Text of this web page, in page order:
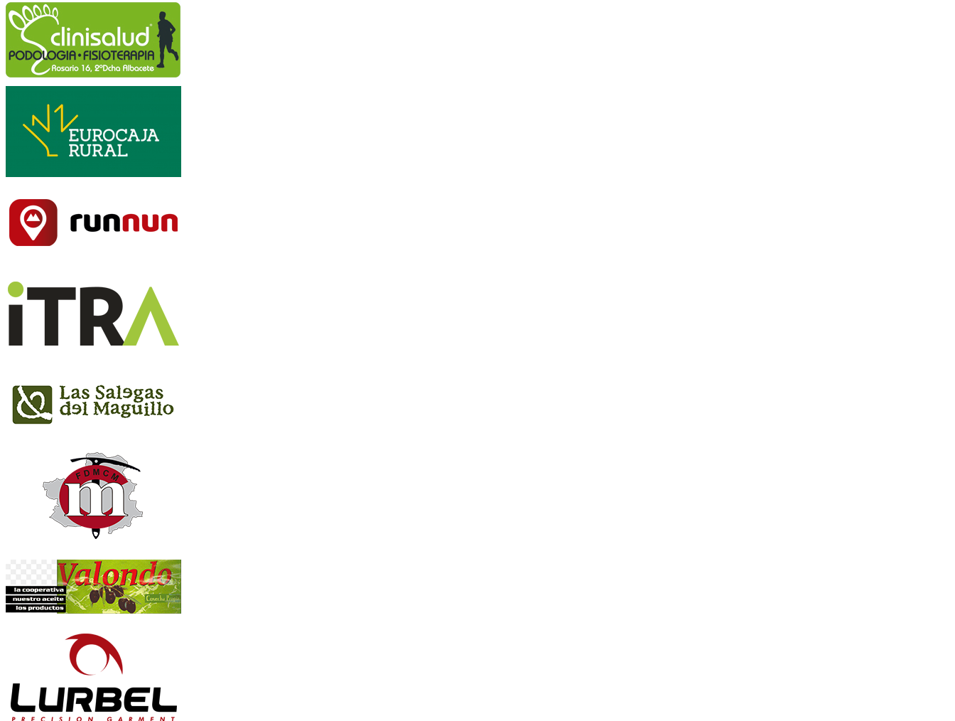
Zona Gratuita Caravanas - Furgonetas y Suelo Duro (Centro Socio-Cultural)
Club Villaverde Trail:
- Enviar mail a villaverdetrail@hotmail.com para información y reserva
Ayuntamiento Villaverde de Guadalimar
Las Salegas del Maguillo -
Hotel de montaña Cueva Ahumada - 967 434 205 - 647 994 611
Café Bar Nerea -967 434 034
Restaurante-Bar Al Bar -644 86 63 74